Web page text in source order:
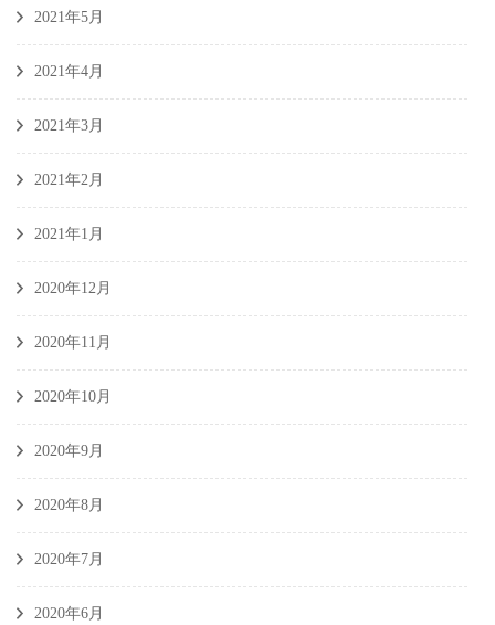
2021年5月
2021年4月
2021年3月
2021年2月
2021年1月
2020年12月
2020年11月
2020年10月
2020年9月
2020年8月
2020年7月
2020年6月